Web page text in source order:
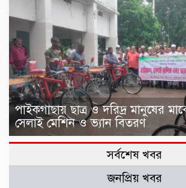
পাইকগাছায় ছাত্র ও দরিদ্র মানুষের
সেলাই মেশিন ও ভ্যান বিতরণ
সর্বশেষ খবর
জনপ্রিয় খবর